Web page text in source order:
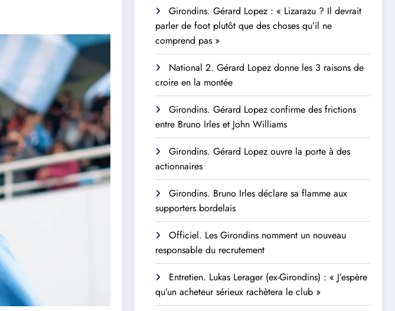
Girondins. Gérard Lopez : « Lizarazu ? Il devrait
parler de foot plutôt que des choses qu’il ne
comprend pas »
National 2. Gérard Lopez donne les 3 raisons de
croire en la montée
Girondins. Gérard Lopez confirme des frictions
entre Bruno Irles et John Williams
Girondins. Gérard Lopez ouvre la porte à des
actionnaires
Girondins. Bruno Irles déclare sa flamme aux
supporters bordelais
Officiel. Les Girondins nomment un nouveau
responsable du recrutement
Entretien. Lukas Lerager (ex-Girondins) : « J’espère
qu’un acheteur sérieux rachètera le club »